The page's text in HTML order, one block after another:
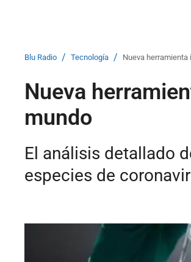
Blu Radio / Tecnología / Nueva
Nueva
mundo
El análisis detallado
especies de